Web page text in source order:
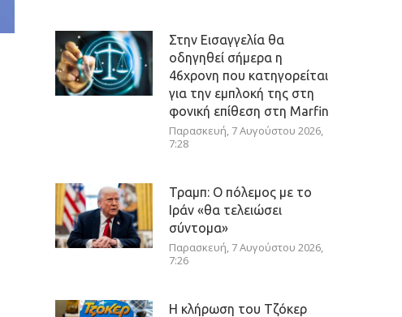
Στην Εισαγγελία θα
οδηγηθεί σήμερα η
46χρονη που κατηγορείται
για την εμπλοκή της στη
φονική επίθεση στη Marfin
Παρασκευή, 7 Αυγούστου 2026,
7:28
Τραμπ: Ο πόλεμος με το
Ιράν «θα τελειώσει
σύντομα»
Παρασκευή, 7 Αυγούστου 2026,
7:26
Η κλήρωση του Τζόκερ